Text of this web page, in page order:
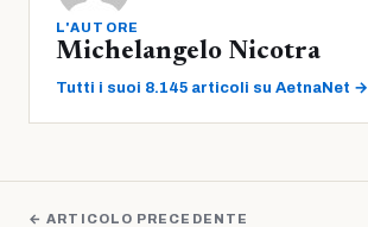
L'AUTORE
Michelangelo Nicotra
Tutti i suoi 8.145 articoli su AetnaNet →
← ARTICOLO PRECEDENTE